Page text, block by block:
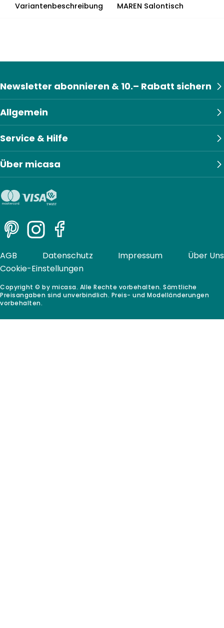
Variantenbeschreibung MAREN Salontisch
Allgemein
Service & Hilfe
Über micasa
Newsletter abonnieren & 10.– Rabatt sichern
PinterestInstagramFacebook
Copyright © by micasa. Alle Rechte vorbehalten. Sämtliche
Preisangaben sind unverbindlich. Preis- und Modelländerungen
vorbehalten.
AGB Datenschutz Impressum
Über Uns
Cookie-Einstellungen